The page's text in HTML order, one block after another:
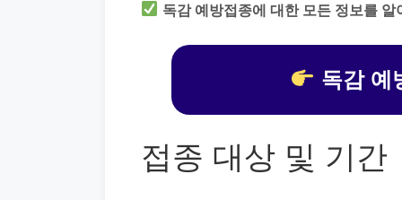
독감 예방접종에 대한 모든 정보를 알
독감 예
접종 대상 및 기간